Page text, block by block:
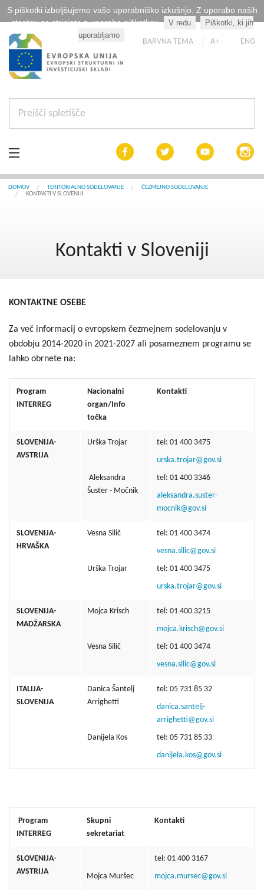
S piškotki izboljšujemo vašo uporabniško izkušnjo. Z uporabo naših
storitev se strinjate z uporabo piškotkov.
V redu
Piškotki, ki jih
uporabljamo
BARVNA TEMA A+ ENG
Aktualno
Blog
DOMOV TERITORIALNO SODELOVANJE
ČEZMEJNO SODELOVANJE
KONTAKTI V SLOVENIJI
Kontakti v Sloveniji
KONTAKTNE OSEBE
Za več informacij o evropskem čezmejnem sodelovanju v
obdobju 2014-2020 in 2021-2027 ali posameznem programu se
lahko obrnete na:
Program
INTERREG
Nacionalni
organ/Info
točka
Kontakti
SLOVENIJA-
AVSTRIJA
Urška Trojar
Aleksandra
Šuster - Močnik
tel: 01 400 3475
urska.trojar@gov.si
tel: 01 400 3346
aleksandra.suster-
mocnik@gov.si
SLOVENIJA-
HRVAŠKA
Vesna Silič
Urška Trojar
tel: 01 400 3474
vesna.silic@gov.si
tel: 01 400 3475
urska.trojar@gov.si
SLOVENIJA-
MADŽARSKA
Mojca Krisch
Vesna Silič
tel: 01 400 3215
mojca.krisch@gov.si
tel: 01 400 3474
vesna.silic@gov.si
ITALIJA-
SLOVENIJA
Danica Šantelj
Arrighetti
Danijela Kos
tel: 05 731 85 32
danica.santelj-
arrighetti@gov.si
tel: 05 731 85 33
danijela.kos@gov.si
Program
INTERREG
Skupni
sekretariat
Kontakti
SLOVENIJA-
AVSTRIJA
Mojca Muršec
tel: 01 400 3167
mojca.mursec@gov.si